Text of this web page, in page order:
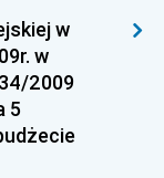
i
w
w
2009
5